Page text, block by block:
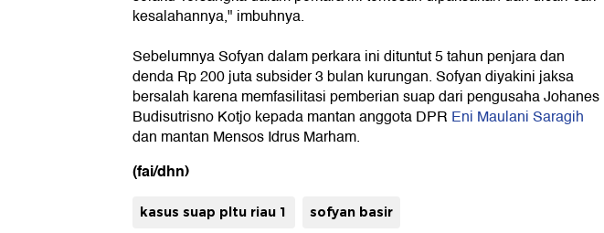
kesalahannya," imbuhnya.
Sebelumnya Sofyan dalam perkara ini dituntut 5 tahun penjara dan
denda Rp 200 juta subsider 3 bulan kurungan. Sofyan diyakini jaksa
bersalah karena memfasilitasi pemberian suap dari pengusaha Johanes
Budisutrisno Kotjo kepada mantan anggota DPR Eni Maulani Saragih
dan mantan Mensos Idrus Marham.
(fai/dhn)
kasus suap pltu riau 1 sofyan basir